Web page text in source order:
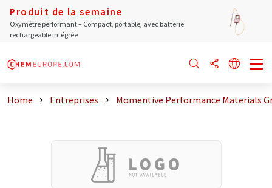
Produit de la semaine
Oxymètre performant – Compact, portable, avec batterie
rechargeable intégrée
Home Entreprises Momentive Performance Materials